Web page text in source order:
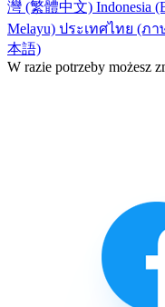
灣 (繁體中文) Indonesia
Melayu) ประเทศไทย (ภา
本語)
W razie potrzeby możesz